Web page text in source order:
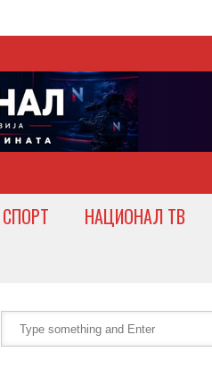
СПОРТ
НАЦИОНАЛ ТВ